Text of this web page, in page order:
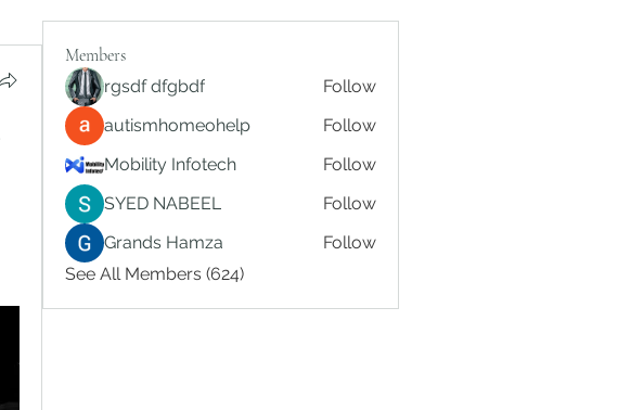
Members
rgsdf dfgbdf
Follow
autismhomeohelp
Follow
Mobility Infotech
Follow
SYED NABEEL
Follow
Grands Hamza
Follow
See All Members (624)